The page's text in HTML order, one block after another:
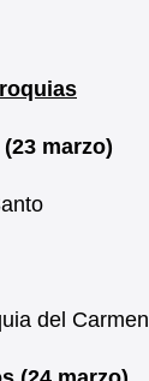
marzo)
del Carmen